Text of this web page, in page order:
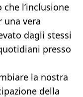
l’inclusione
una vera
dagli stessi
presso
la nostra
della